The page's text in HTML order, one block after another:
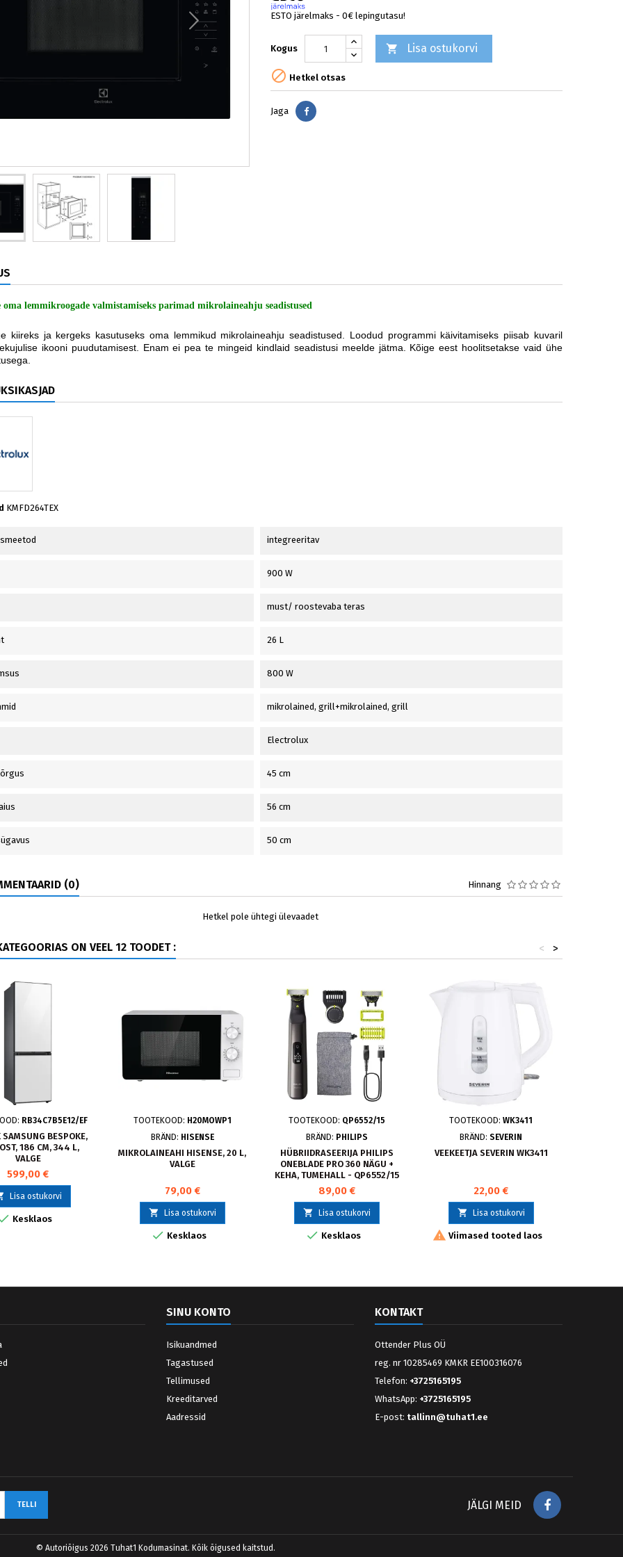
ESTO järelmaks - 0€ lepingutasu!
Kogus  Lisa ostukorvi
 Hetkel otsas
Jaga Jaga
oma lemmikroogade valmistamiseks parimad mikrolaineahju seadistused
kiireks ja kergeks kasutuseks oma lemmikud mikrolaineahju seadistused. Loodud programmi käivitamiseks piisab kuvaril
ikooni puudutamisest. Enam ei pea te mingeid kindlaid seadistusi meelde jätma. Kõige eest hoolitsetakse vaid ühe
KMFD264TEX
integreeritav
900 W
must/ roostevaba teras
26 L
800 W
mikrolained, grill+mikrolained, grill
Electrolux
45 cm
56 cm
50 cm
(0) Hinnang
Hetkel pole ühtegi ülevaadet
ON VEEL 12 TOODET : >
<
RB34C7B5E12/EF
BESPOKE,
186 CM, 344 L,
VALGE
599,00 €
Lisa ostukorvi
Kesklaos
TOOTEKOOD: H20MOWP1
BRÄND: HISENSE
MIKROLAINEAHI HISENSE, 20 L,
VALGE
79,00 €
 Lisa ostukorvi
 Kesklaos
TOOTEKOOD: QP6552/15
BRÄND: PHILIPS
HÜBRIIDRASEERIJA PHILIPS
ONEBLADE PRO 360 NÄGU +
KEHA, TUMEHALL - QP6552/15
89,00 €
 Lisa ostukorvi
 Kesklaos
TOOTEKOOD: WK3411
BRÄND: SEVERIN
VEEKEETJA SEVERIN WK3411
22,00 €
 Lisa ostukorvi
 Viimased tooted laos
SINU KONTO
Isikuandmed
Tagastused
Tellimused
Kreeditarved
Aadressid
KONTAKT
Ottender Plus OÜ
reg. nr 10285469 KMKR EE100316076
Telefon: +3725165195
WhatsApp: +3725165195
E-post: tallinn@tuhat1.ee
Facebook
JÄLGI MEID
© Autoriõigus 2026 Tuhat1 Kodumasinat. Kõik õigused kaitstud.